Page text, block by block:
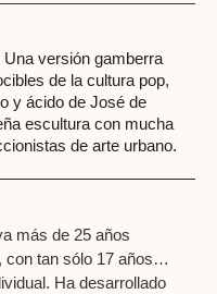
versión gamberra
de la cultura pop,
y ácido de José de
escultura con mucha
de arte urbano.
más de 25 años
tan sólo 17 años
Ha desarrollado